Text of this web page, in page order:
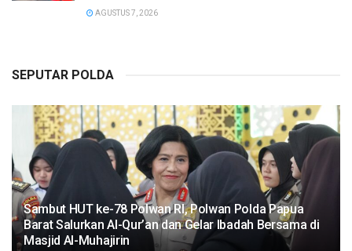
AGUSTUS 7, 2026
SEPUTAR POLDA
Sambut HUT ke-78 Polwan RI, Polwan Polda Papua
Barat Salurkan Al-Qur’an dan Gelar Ibadah Bersama di
Masjid Al-Muhajirin